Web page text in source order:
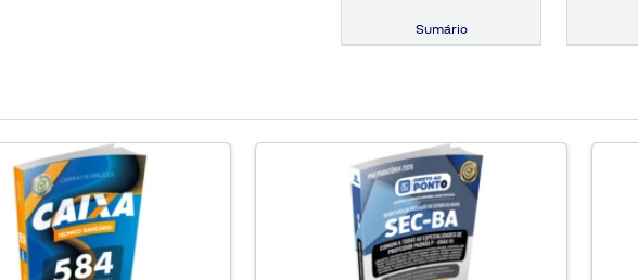
Sumário